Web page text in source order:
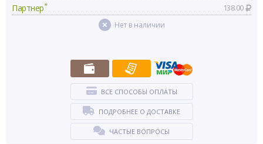
Партнер* 138.00
Нет в наличии
ВСЕ СПОСОБЫ ОПЛАТЫ
ПОДРОБНЕЕ О ДОСТАВКЕ
ЧАСТЫЕ ВОПРОСЫ